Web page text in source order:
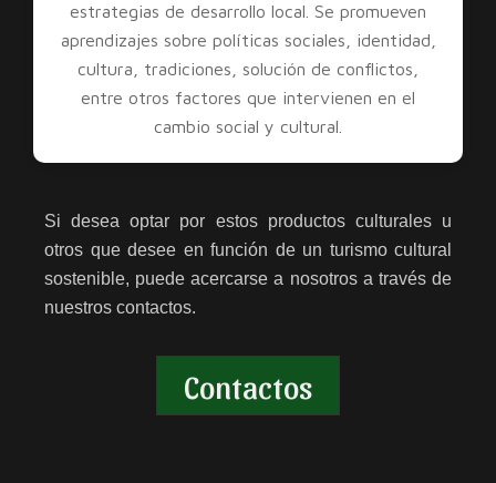
estrategias de desarrollo local. Se promueven
aprendizajes sobre políticas sociales, identidad,
cultura, tradiciones, solución de conflictos,
entre otros factores que intervienen en el
cambio social y cultural.
Si desea optar por estos productos culturales u
otros que desee en función de un turismo cultural
sostenible, puede acercarse a nosotros a través de
nuestros contactos.
Contactos